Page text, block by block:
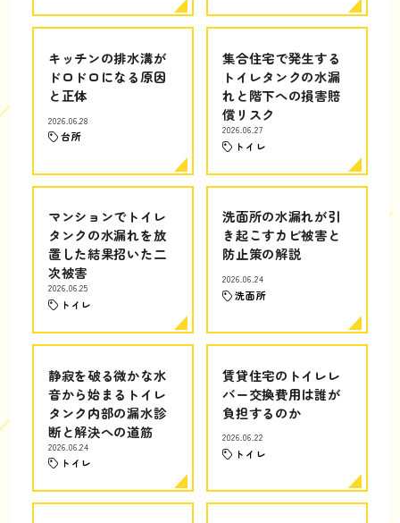
キッチンの排水溝が
ドロドロになる原因
と正体
2026.06.28
台所
集合住宅で発生する
トイレタンクの水漏
れと階下への損害賠
償リスク
2026.06.27
トイレ
マンションでトイレ
タンクの水漏れを放
置した結果招いた二
次被害
2026.06.25
トイレ
洗面所の水漏れが引
き起こすカビ被害と
防止策の解説
2026.06.24
洗面所
静寂を破る微かな水
音から始まるトイレ
タンク内部の漏水診
断と解決への道筋
2026.06.24
トイレ
賃貸住宅のトイレレ
バー交換費用は誰が
負担するのか
2026.06.22
トイレ